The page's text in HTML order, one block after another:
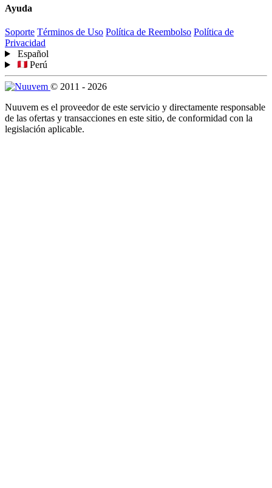
Ayuda
Soporte Términos de Uso Política de Reembolso Política de
Privacidad
Español
Perú
© 2011 - 2026
Nuuvem es el proveedor de este servicio y directamente responsable
de las ofertas y transacciones en este sitio, de conformidad con la
legislación aplicable.